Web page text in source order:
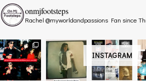
INSTAGRAM
onmjfootsteps
Rachel @myworldandpassions Fan since